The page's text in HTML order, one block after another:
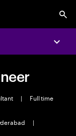
|
Full time
|